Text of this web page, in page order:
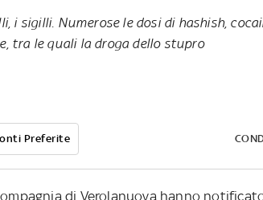
i sigilli. Numerose le dosi di hashish,
tra le quali la droga dello stupro
Preferite
di Verolanuova hanno